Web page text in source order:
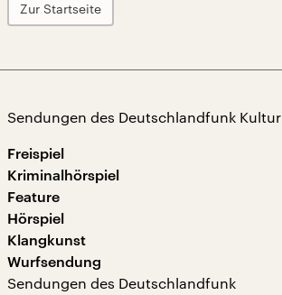
Zur Startseite
Sendungen des Deutschlandfunk Kultur
Freispiel
Kriminalhörspiel
Feature
Hörspiel
Klangkunst
Wurfsendung
Sendungen des Deutschlandfunk